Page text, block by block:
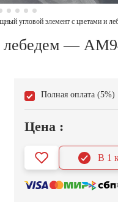
угловой элемент с цветами и
лебедем —
Полная оплата (5%)
Цена :
В 1